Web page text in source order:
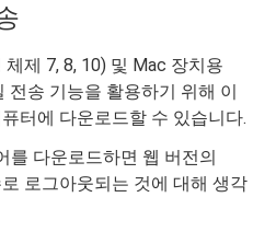
제 7, 8, 10) 및 Mac 장치용
전송 기능을 활용하기 위해 이
터에 다운로드할 수 있습니다.
를 다운로드하면 웹 버전의
로그아웃되는 것에 대해 생각